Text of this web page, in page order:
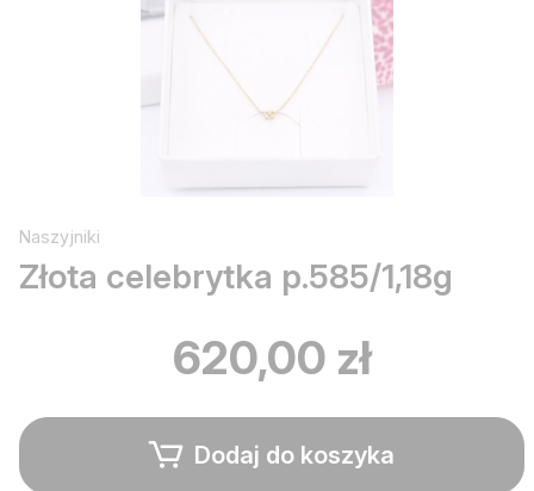
Naszyjniki
Złota celebrytka p.585/1,18g
620,00 zł
Dodaj do koszyka